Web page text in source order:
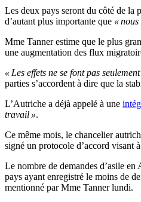
Les deux pays seront du côté de
d’autant plus importante que «
Mme Tanner estime que le plus
une augmentation des flux
« Les effets ne se font pas
parties s’accordent à dire que la
L’Autriche a déjà appelé à une
travail ».
Ce même mois, le chancelier
signé un protocole d’accord visant
Le nombre de demandes d’asile
pays ayant enregistré le moins de
mentionné par Mme Tanner lundi.